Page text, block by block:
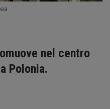
nel centro
Polonia.